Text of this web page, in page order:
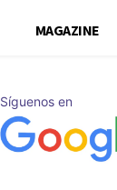
MAGAZINE
Síguenos en